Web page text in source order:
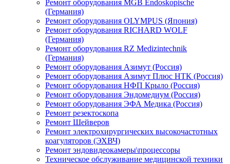
Ремонт оборудования MGB Endoskopische
(Германия)
Ремонт оборудования OLYMPUS (Япония)
Ремонт оборудования RICHARD WOLF
(Германия)
Ремонт оборудования RZ Medizintechnik
(Германия)
Ремонт оборудования Азимут (Россия)
Ремонт оборудования Азимут Плюс НТК (Россия)
Ремонт оборудования НФП Крыло (Россия)
Ремонт оборудования Эндомедиум (Россия)
Ремонт оборудования ЭФА Медика (Россия)
Ремонт резектоскопа
Ремонт Шейверов
Ремонт электрохирургических высокочастотных
коагуляторов (ЭХВЧ)
Ремонт эндовидеокамеры\процессоры
Техническое обслуживание медицинской техники